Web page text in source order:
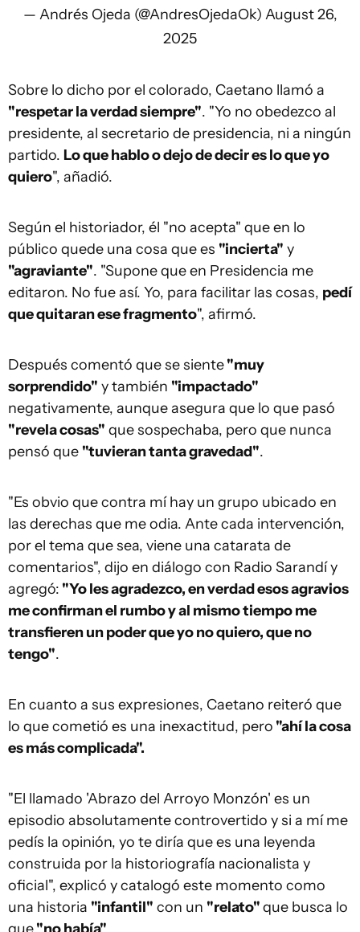
— Andrés Ojeda (@AndresOjedaOk) August 26,
2025
Sobre lo dicho por el colorado, Caetano llamó a
"respetar la verdad siempre". "Yo no obedezco al
presidente, al secretario de presidencia, ni a ningún
partido. Lo que hablo o dejo de decir es lo que yo
quiero", añadió.
Según el historiador, él "no acepta" que en lo
público quede una cosa que es "incierta" y
"agraviante". "Supone que en Presidencia me
editaron. No fue así. Yo, para facilitar las cosas, pedí
que quitaran ese fragmento", afirmó.
Después comentó que se siente"muy
sorprendido" y también "impactado"
negativamente, aunque asegura que lo que pasó
"revela cosas" que sospechaba, pero que nunca
pensó que "tuvieran tanta gravedad".
"Es obvio que contra mí hay un grupo ubicado en
las derechas que me odia. Ante cada intervención,
por el tema que sea, viene una catarata de
comentarios", dijo en diálogo con Radio Sarandí y
agregó: "Yo les agradezco, en verdad esos agravios
me confirman el rumbo y al mismo tiempo me
transfieren un poder que yo no quiero, que no
tengo".
En cuanto a sus expresiones, Caetano reiteró que
lo que cometió es una inexactitud, pero "ahí la cosa
es más complicada".
"El llamado 'Abrazo del Arroyo Monzón' es un
episodio absolutamente controvertido y si a mí me
pedís la opinión, yo te diría que es una leyenda
construida por la historiografía nacionalista y
oficial", explicó y catalogó este momento como
una historia "infantil" con un "relato"que busca lo